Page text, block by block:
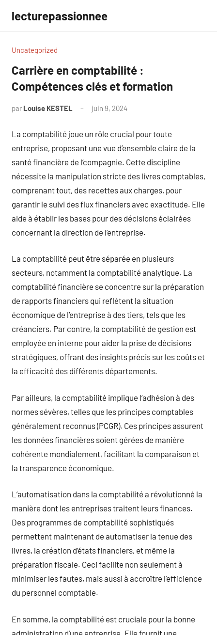
contenu
lecturepassionnee
Uncategorized
Carrière en comptabilité :
Compétences clés et formation
par Louise KESTEL juin 9, 2024
La comptabilité joue un rôle crucial pour toute
entreprise, proposant une vue d’ensemble claire de la
santé financière de l’compagnie. Cette discipline
nécessite la manipulation stricte des livres comptables,
comprenant tout, des recettes aux charges, pour
garantir le suivi des flux financiers avec exactitude. Elle
aide à établir les bases pour des décisions éclairées
concernant la direction de l’entreprise.
La comptabilité peut être séparée en plusieurs
secteurs, notamment la comptabilité analytique. La
comptabilité financière se concentre sur la préparation
de rapports financiers qui reflètent la situation
économique de l’entreprise à des tiers, tels que les
créanciers. Par contre, la comptabilité de gestion est
employée en interne pour aider la prise de décisions
stratégiques, offrant des insights précis sur les coûts et
la efficacité des différents départements.
Par ailleurs, la comptabilité implique l’adhésion à des
normes sévères, telles que les principes comptables
généralement reconnus (PCGR). Ces principes assurent
les données financières soient gérées de manière
cohérente mondialement, facilitant la comparaison et
la transparence économique.
L’automatisation dans la comptabilité a révolutionné la
manière dont les entreprises traitent leurs finances.
Des programmes de comptabilité sophistiqués
permettent maintenant de automatiser la tenue des
livres, la création d’états financiers, et même la
préparation fiscale. Ceci facilite non seulement à
minimiser les fautes, mais aussi à accroître l’efficience
du personnel comptable.
En somme, la comptabilité est cruciale pour la bonne
administration d’une entreprise. Elle fournit une